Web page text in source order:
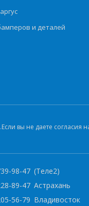
и деталей
.Если вы не даете
98-47 (Теле2)
89-47 Астрахань
56-79 Владивосток